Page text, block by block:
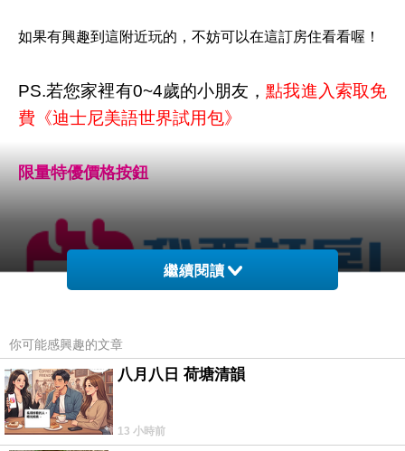
如果有興趣到這附近玩的，不妨可以在這訂房住看看喔！
PS.若您家裡有0~4歲的小朋友，點我進入索取免
費《迪士尼美語世界試用包》
限量特優價格按鈕
繼續閱讀
你可能感興趣的文章
八月八日 荷塘清韻
13 小時前